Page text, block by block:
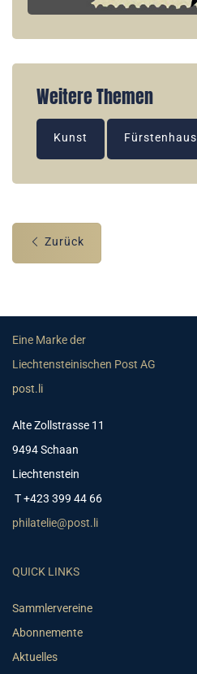
Weitere Themen
Kunst Fürstenhaus
Zurück
Eine Marke der
Liechtensteinischen Post AG
post.li
Alte Zollstrasse 11
9494 Schaan
Liechtenstein
T +423 399 44 66
philatelie@post.li
QUICK LINKS
Sammlervereine
Abonnemente
Aktuelles